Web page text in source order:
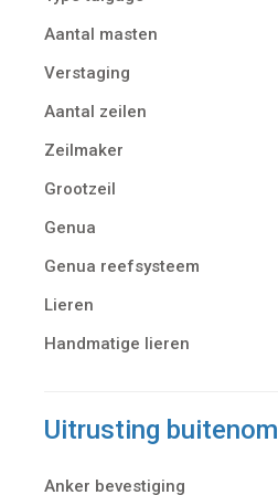
Aantal masten
Verstaging
Aantal zeilen
Zeilmaker
Grootzeil
Genua
Genua reefsysteem
Lieren
Handmatige lieren
Uitrusting buitenom
Anker bevestiging